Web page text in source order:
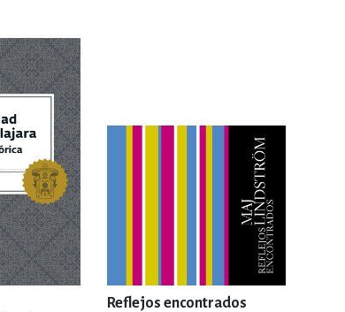
Reflejos encontrados